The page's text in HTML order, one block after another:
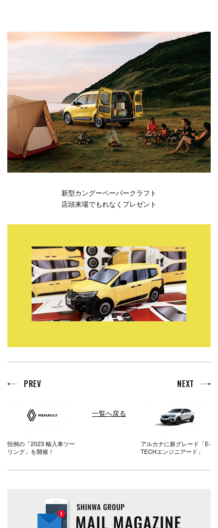
新型カングーペーパークラフト
店頭来場でもれなくプレゼント
PREV
恒例の「2023 輸入車ツー
リング」を開催！
一覧へ戻る
NEXT
アルカナに新グレード「E-
TECHエンジニアード」